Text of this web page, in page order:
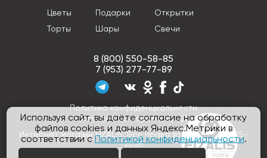
Используя сайт, вы даёте согласие на обработку
файлов cookies и данных Яндекс.Метрики в
соответствии с Политикой конфиденциальности.
Цветы
Торты
Подарки
Шары
Открытки
Свечи
8 (800) 550-58-85
7 (953) 277-77-89
Политика конфиденциальности
Согласие на обработку ПДн
Интернет магазин FIZALIS, Все права защищены © 2015-
2026